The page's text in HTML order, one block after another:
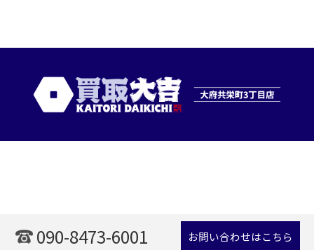
090-8473-6001 お問い合わせはこちら